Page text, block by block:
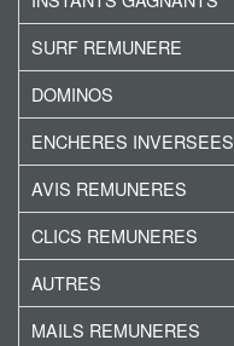
SURF REMUNERE
DOMINOS
ENCHERES INVERSEES
AVIS REMUNERES
CLICS REMUNERES
AUTRES
MAILS REMUNERES